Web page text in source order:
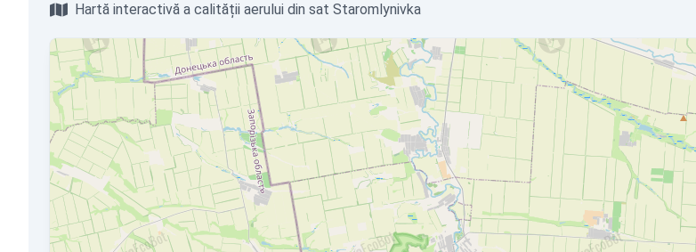
Hartă interactivă a calității aerului din sat Staromlynivka